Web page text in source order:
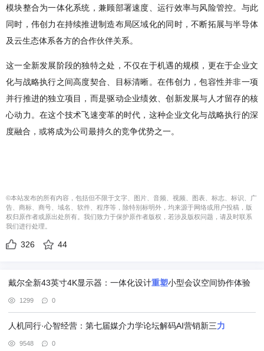
模块整合为一体化系统，兼顾部署速度、运行效率与风险管控。与此
同时，伟创力在持续推进制造布局区域化的同时，不断拓展与半导体
及云生态体系各方的合作伙伴关系。
这一全新发展阶段的独特之处，不仅在于机遇的规模，更在于企业文
化与战略执行之间高度契合、目标清晰。在伟创力，包容性并非一项
并行推进的独立项目，而是驱动企业绩效、创新发展与人才留存的核
心动力。在这个技术飞速变革的时代，这种企业文化与战略执行的深
度融合，或将成为公司最持久的竞争优势之一。
©本站发布的所有内容，包括但不限于文字、图片、音频、视频、图表、标志、标识、广
告、商标、商号、域名、软件、程序等，除特别标明外，均来源于网络或用户投稿，版
权归原作者或原出处所有。我们致力于保护原作者版权，若涉及版权问题，请及时联系
我们进行处理。
326 44
戴尔全新43英寸4K显示器：一体化设计重塑小型会议空间协作体验
1299 0
人机同行·心智经营：第七届媒介力学论坛解码AI营销新三力
9548 0